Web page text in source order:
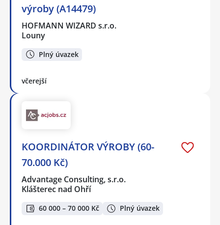
výroby (A14479)
HOFMANN WIZARD s.r.o.
Louny
Plný úvazek
včerejší
KOORDINÁTOR VÝROBY (60-
70.000 Kč)
Advantage Consulting, s.r.o.
Klášterec nad Ohří
60 000 – 70 000 Kč Plný úvazek